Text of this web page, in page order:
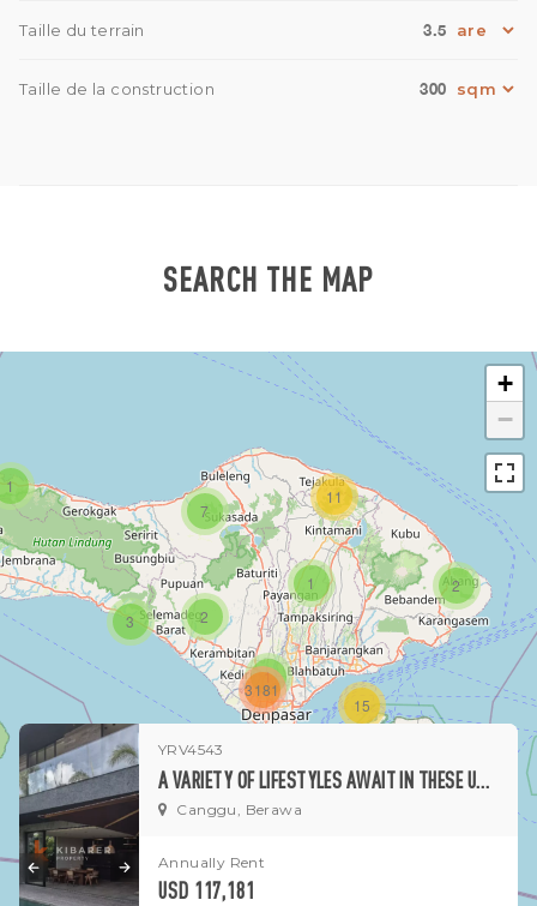
Taille du terrain 3.5
Taille de la construction 300
SEARCH THE MAP
1
1
1
3
7
2
15
11
3181
2
+
−
YRV4543
A VARIETY OF LIFESTYLES AWAIT IN THESE UNIQUE FOUR BEDROOM VILLAS IN BERAWA (AVAILABLE ON 18TH SEPTEMBER 2026)
Canggu, Berawa
Annually Rent
USD 117,181